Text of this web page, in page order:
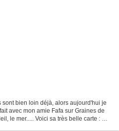
sont bien loin déjà, alors aujourd'hui je
avec mon amie Fafa sur Graines de
le mer..... Voici sa très belle carte : Et